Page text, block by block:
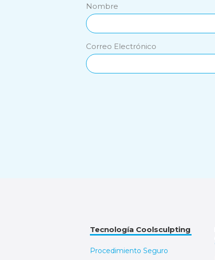
Nombre
Correo Electrónico
Tecnología Coolsculpting
Procedimiento Seguro